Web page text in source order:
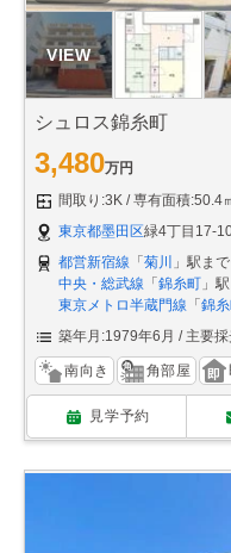
シュロス錦糸町
3,480万円
間取り:3K
専有面積:50.4
東京都墨田区緑4丁目17-
都営新宿線 「 菊川
」駅ま
中央・総武線 「 錦糸町 」
東京メトロ半蔵門線 「 錦
築年月:1979年6月
主要
南向き 角部屋
見学予約